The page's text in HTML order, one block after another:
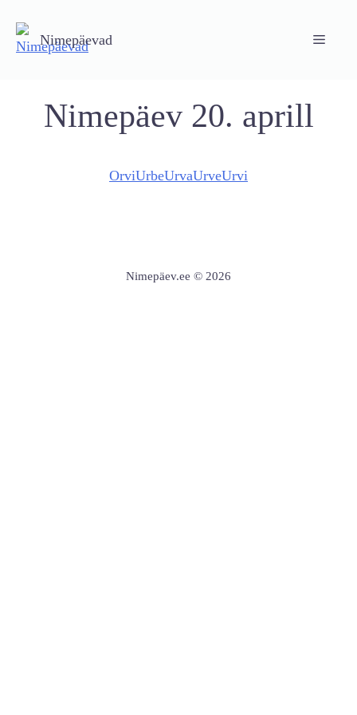
content
Nimepäevad Menu
Nimepäev 20. aprill
OrviUrbeUrvaUrveUrvi
Nimepäev.ee © 2026